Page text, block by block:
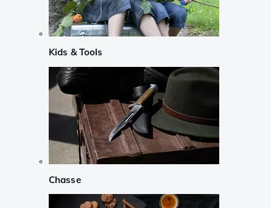
Kids & Tools
Chasse